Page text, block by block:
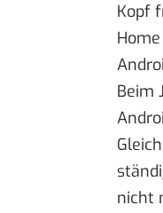
Kopf
Beim
nicht